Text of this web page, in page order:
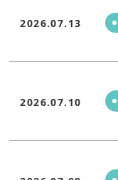
2026.07.13
2026.07.10